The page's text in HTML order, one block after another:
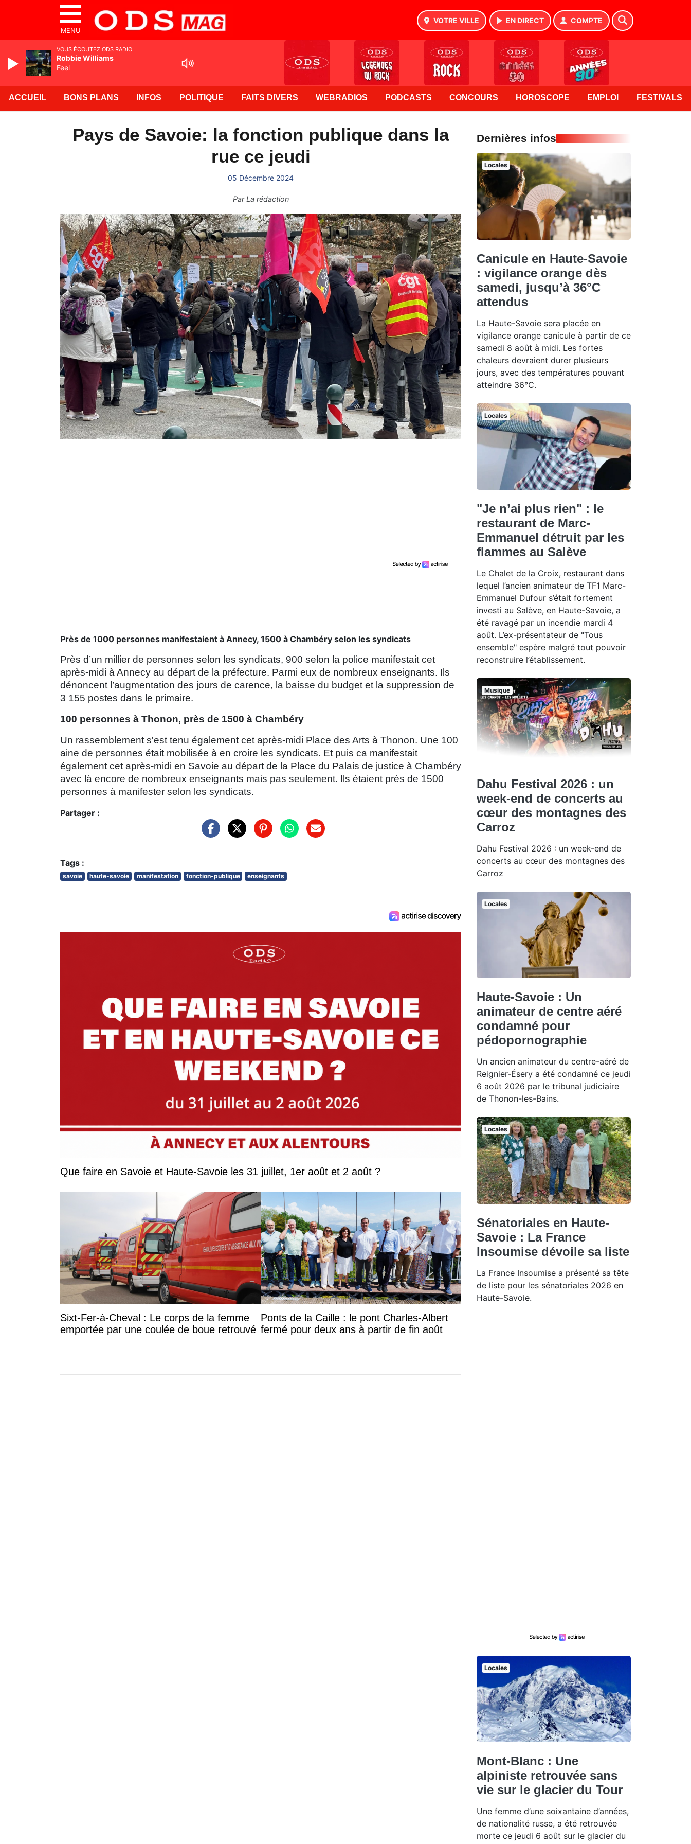
MENU
VOTRE VILLE EN DIRECT COMPTE
ACCUEIL BONS PLANS INFOS POLITIQUE FAITS DIVERS WEBRADIOS PODCASTS CONCOURS HOROSCOPE EMPLOI FESTIVALS
Pays de Savoie: la fonction publique dans la
rue ce jeudi
05 Décembre 2024
ParLa rédaction
Près de 1000 personnes manifestaient à Annecy, 1500 à Chambéry selon les syndicats
Près d’un millier de personnes selon les syndicats, 900 selon la police manifestait cet
après-midi à Annecy au départ de la préfecture. Parmi eux de nombreux enseignants. Ils
dénoncent l’augmentation des jours de carence, la baisse du budget et la suppression de
3 155 postes dans le primaire.
100 personnes à Thonon, près de 1500 à Chambéry
Un rassemblement s'est tenu également cet après-midi Place des Arts à Thonon. Une 100
aine de personnes était mobilisée à en croire les syndicats. Et puis ca manifestait
également cet après-midi en Savoie au départ de la Place du Palais de justice à Chambéry
avec là encore de nombreux enseignants mais pas seulement. Ils étaient près de 1500
personnes à manifester selon les syndicats.
Partager :
Tags :
savoie haute-savoie manifestation fonction-publique enseignants
Que faire en Savoie et Haute-Savoie les 31 juillet, 1er août et 2 août ?
Sixt-Fer-à-Cheval : Le corps de la femme
emportée par une coulée de boue retrouvé
Ponts de la Caille : le pont Charles-Albert
fermé pour deux ans à partir de fin août
Dernières infos
Locales
Canicule en Haute-Savoie
: vigilance orange dès
samedi, jusqu’à 36°C
attendus
La Haute-Savoie sera placée en
vigilance orange canicule à partir de ce
samedi 8 août à midi. Les fortes
chaleurs devraient durer plusieurs
jours, avec des températures pouvant
atteindre 36°C.
Locales
"Je n’ai plus rien" : le
restaurant de Marc-
Emmanuel détruit par les
flammes au Salève
Le Chalet de la Croix, restaurant dans
lequel l’ancien animateur de TF1 Marc-
Emmanuel Dufour s’était fortement
investi au Salève, en Haute-Savoie, a
été ravagé par un incendie mardi 4
août. L’ex-présentateur de "Tous
ensemble" espère malgré tout pouvoir
reconstruire l’établissement.
Musique
Dahu Festival 2026 : un
week-end de concerts au
cœur des montagnes des
Carroz
Dahu Festival 2026 : un week-end de
concerts au cœur des montagnes des
Carroz
Locales
Haute-Savoie : Un
animateur de centre aéré
condamné pour
pédopornographie
Un ancien animateur du centre-aéré de
Reignier-Ésery a été condamné ce jeudi
6 août 2026 par le tribunal judiciaire
de Thonon-les-Bains.
Locales
Sénatoriales en Haute-
Savoie : La France
Insoumise dévoile sa liste
La France Insoumise a présenté sa tête
de liste pour les sénatoriales 2026 en
Haute-Savoie.
Locales
Mont-Blanc : Une
alpiniste retrouvée sans
vie sur le glacier du Tour
Une femme d’une soixantaine d’années,
de nationalité russe, a été retrouvée
morte ce jeudi 6 août sur le glacier du
VOUS ÉCOUTEZ ODS RADIO
Robbie Williams
Feel